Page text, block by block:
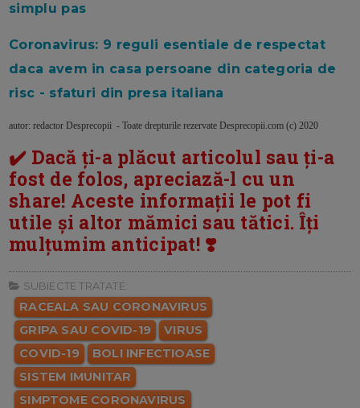
simplu pas
Coronavirus: 9 reguli esentiale de respectat
daca avem in casa persoane din categoria de
risc - sfaturi din presa italiana
autor: redactor Desprecopii - Toate drepturile rezervate Desprecopii.com (c) 2020
✔️ Dacă ți-a plăcut articolul sau ți-a
fost de folos, apreciază-l cu un
share! Aceste informații le pot fi
utile și altor mămici sau tătici. Îți
mulțumim anticipat! ❣️
SUBIECTE TRATATE:
RACEALA SAU CORONAVIRUS
GRIPA SAU COVID-19
VIRUS
COVID-19
BOLI INFECTIOASE
SISTEM IMUNITAR
SIMPTOME CORONAVIRUS